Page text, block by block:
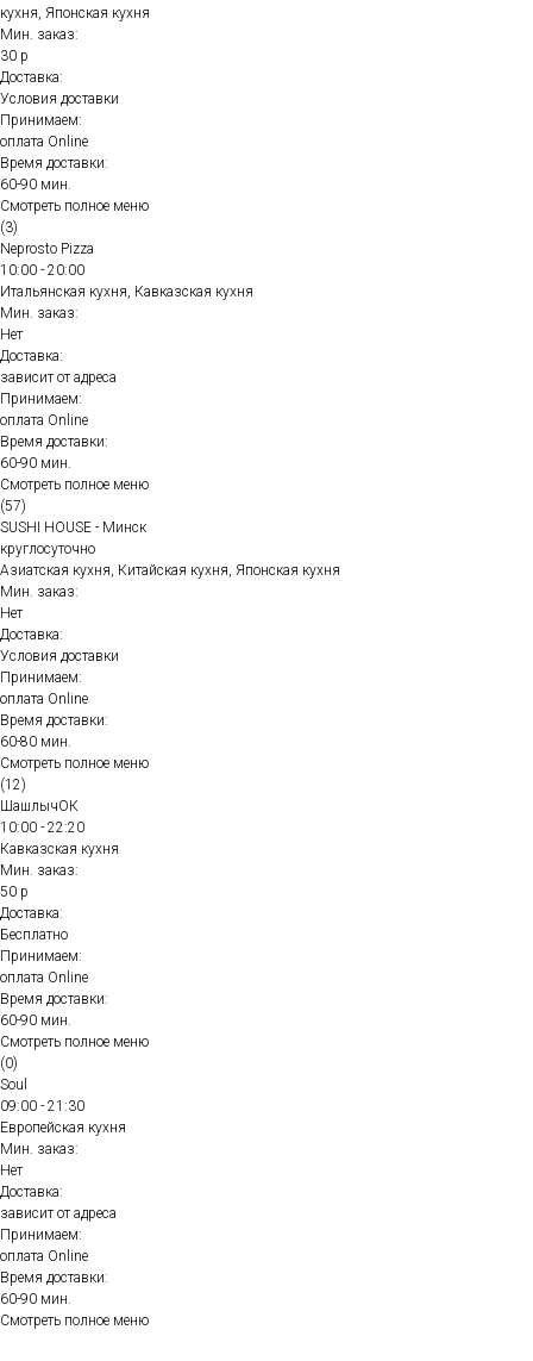
кухня, Японская кухня
Мин. заказ:
30 р
Доставка:
Условия доставки
Принимаем:
оплата Online
Время доставки:
60-90 мин.
Смотреть полное меню
(3)
Neprosto Pizza
10:00 - 20:00
Итальянская кухня, Кавказская кухня
Мин. заказ:
Нет
Доставка:
зависит от адреса
Принимаем:
оплата Online
Время доставки:
60-90 мин.
Смотреть полное меню
(57)
SUSHI HOUSE - Минск
круглосуточно
Азиатская кухня, Китайская кухня, Японская кухня
Мин. заказ:
Нет
Доставка:
Условия доставки
Принимаем:
оплата Online
Время доставки:
60-80 мин.
Смотреть полное меню
(12)
ШашлычОК
10:00 - 22:20
Кавказская кухня
Мин. заказ:
50 р
Доставка:
Бесплатно
Принимаем:
оплата Online
Время доставки:
60-90 мин.
Смотреть полное меню
(0)
Soul
09:00 - 21:30
Европейская кухня
Мин. заказ:
Нет
Доставка:
зависит от адреса
Принимаем:
оплата Online
Время доставки:
60-90 мин.
Смотреть полное меню